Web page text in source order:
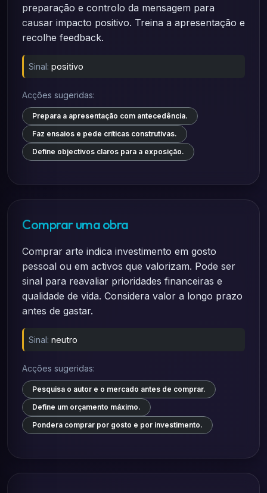
preparação e controlo da mensagem para
causar impacto positivo. Treina a apresentação e
recolhe feedback.
Sinal: positivo
Acções sugeridas:
Prepara a apresentação com antecedência.
Faz ensaios e pede críticas construtivas.
Define objectivos claros para a exposição.
Comprar uma obra
Comprar arte indica investimento em gosto
pessoal ou em activos que valorizam. Pode ser
sinal para reavaliar prioridades financeiras e
qualidade de vida. Considera valor a longo prazo
antes de gastar.
Sinal: neutro
Acções sugeridas:
Pesquisa o autor e o mercado antes de comprar.
Define um orçamento máximo.
Pondera comprar por gosto e por investimento.